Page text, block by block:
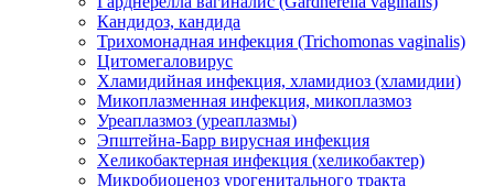
Кандидоз, кандида
Трихомонадная инфекция (Trichomonas vaginalis)
Цитомегаловирус
Хламидийная инфекция, хламидиоз (хламидии)
Микоплазменная инфекция, микоплазмоз
Уреаплазмоз (уреаплазмы)
Эпштейна-Барр вирусная инфекция
Хеликобактерная инфекция (хеликобактер)
Микробиоценоз урогенитального тракта